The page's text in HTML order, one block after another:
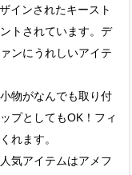
インされたキースト
トされています。デ
ンにうれしいアイテ
物がなんでも取り付
プとしてもOK！フィ
れます。
気アイテムはアメフ